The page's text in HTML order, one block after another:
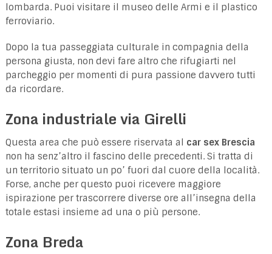
lombarda. Puoi visitare il museo delle Armi e il plastico
ferroviario.
Dopo la tua passeggiata culturale in compagnia della
persona giusta, non devi fare altro che rifugiarti nel
parcheggio per momenti di pura passione davvero tutti
da ricordare.
Zona industriale via Girelli
Questa area che può essere riservata al car sex Brescia
non ha senz’altro il fascino delle precedenti. Si tratta di
un territorio situato un po’ fuori dal cuore della località.
Forse, anche per questo puoi ricevere maggiore
ispirazione per trascorrere diverse ore all’insegna della
totale estasi insieme ad una o più persone.
Zona Breda